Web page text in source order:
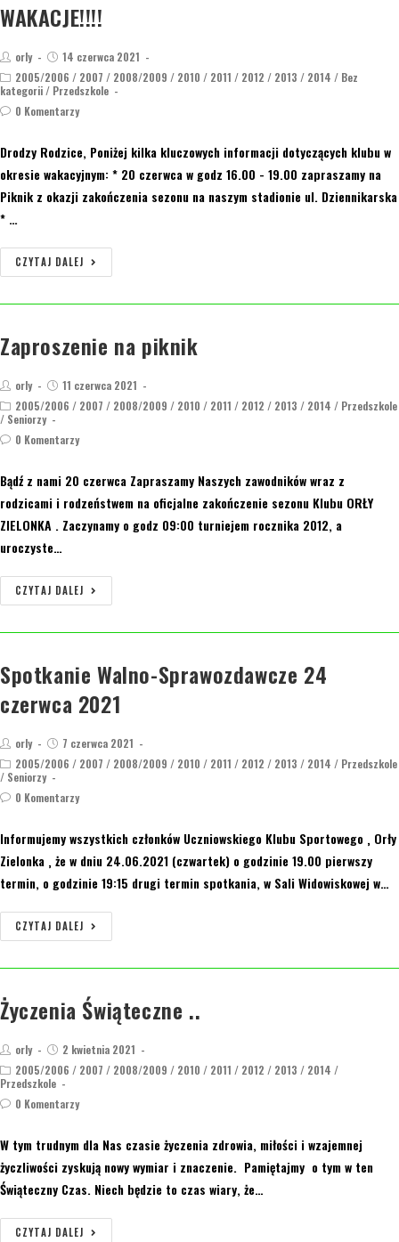
WAKACJE!!!!
orly
14 czerwca 2021
2005/2006 / 2007 / 2008/2009 / 2010 / 2011 / 2012 / 2013 / 2014 / Bez
kategorii / Przedszkole
0 Komentarzy
Drodzy Rodzice, Poniżej kilka kluczowych informacji dotyczących klubu w
okresie wakacyjnym: * 20 czerwca w godz 16.00 - 19.00 zapraszamy na
Piknik z okazji zakończenia sezonu na naszym stadionie ul. Dziennikarska
* …
CZYTAJ DALEJ
Zaproszenie na piknik
orly
11 czerwca 2021
2005/2006 / 2007 / 2008/2009 / 2010 / 2011 / 2012 / 2013 / 2014 / Przedszkole
/ Seniorzy
0 Komentarzy
Bądź z nami 20 czerwca Zapraszamy Naszych zawodników wraz z
rodzicami i rodzeństwem na oficjalne zakończenie sezonu Klubu ORŁY
ZIELONKA . Zaczynamy o godz 09:00 turniejem rocznika 2012, a
uroczyste…
CZYTAJ DALEJ
Spotkanie Walno-Sprawozdawcze 24
czerwca 2021
orly
7 czerwca 2021
2005/2006 / 2007 / 2008/2009 / 2010 / 2011 / 2012 / 2013 / 2014 / Przedszkole
/ Seniorzy
0 Komentarzy
Informujemy wszystkich członków Uczniowskiego Klubu Sportowego ‚ Orły
Zielonka ‚ że w dniu 24.06.2021 (czwartek) o godzinie 19.00 pierwszy
termin, o godzinie 19:15 drugi termin spotkania, w Sali Widowiskowej w…
CZYTAJ DALEJ
Życzenia Świąteczne ..
orly
2 kwietnia 2021
2005/2006 / 2007 / 2008/2009 / 2010 / 2011 / 2012 / 2013 / 2014 /
Przedszkole
0 Komentarzy
W tym trudnym dla Nas czasie życzenia zdrowia, miłości i wzajemnej
życzliwości zyskują nowy wymiar i znaczenie. Pamiętajmy o tym w ten
Świąteczny Czas. Niech będzie to czas wiary, że…
CZYTAJ DALEJ